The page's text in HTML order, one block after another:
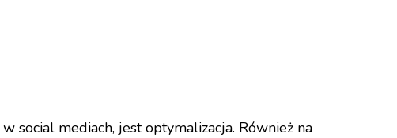
social mediach, jest optymalizacja. Również na